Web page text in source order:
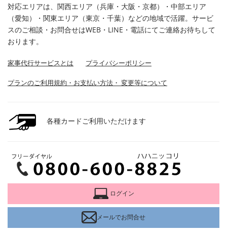
対応エリアは、関西エリア（兵庫・大阪・京都）・中部エリア
（愛知）・関東エリア（東京・千葉）などの地域で活躍。サービ
スのご相談・お問合せはWEB・LINE・電話にてご連絡お待ちして
おります。
家事代行サービスとは プライバシーポリシー
プランのご利用規約・お支払い方法・ 変更等について
各種カードご利用いただけます
ログイン
メールでお問合せ